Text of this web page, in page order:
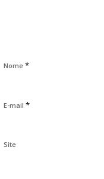
Nome *
E-mail *
Site